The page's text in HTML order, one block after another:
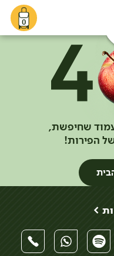
0
שחיפשת,
הפירות!
>